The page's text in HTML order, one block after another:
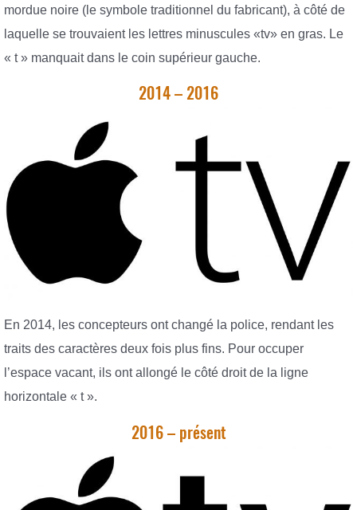
mordue noire (le symbole traditionnel du fabricant), à côté de
laquelle se trouvaient les lettres minuscules «tv» en gras. Le
« t » manquait dans le coin supérieur gauche.
2014 – 2016
En 2014, les concepteurs ont changé la police, rendant les
traits des caractères deux fois plus fins. Pour occuper
l’espace vacant, ils ont allongé le côté droit de la ligne
horizontale « t ».
2016 – présent